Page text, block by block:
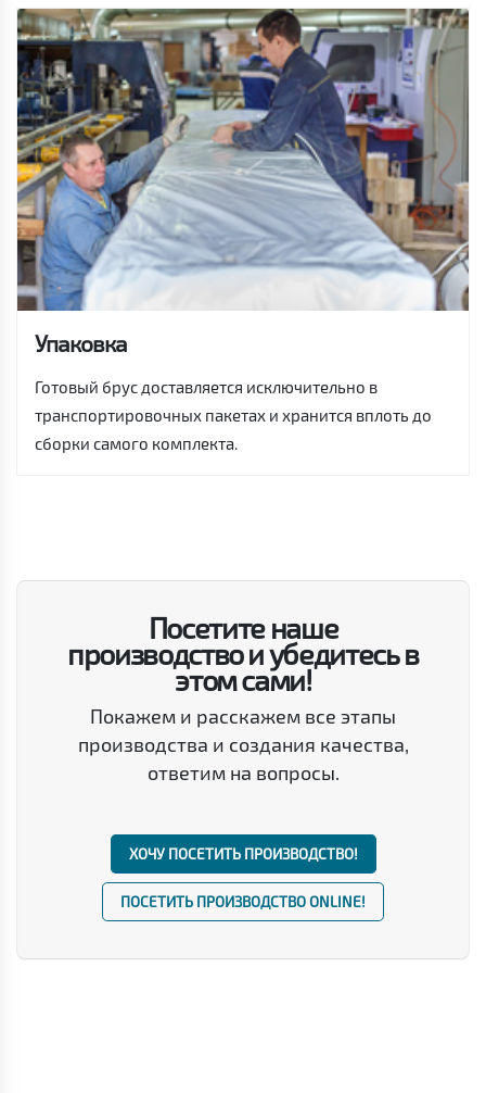
Упаковка
Готовый брус доставляется исключительно в
транспортировочных пакетах и хранится вплоть до
сборки самого комплекта.
Посетите наше
производство и убедитесь в
этом сами!
Покажем и расскажем все этапы
производства и создания качества,
ответим на вопросы.
ХОЧУ ПОСЕТИТЬ ПРОИЗВОДСТВО!
ПОСЕТИТЬ ПРОИЗВОДСТВО ONLINE!